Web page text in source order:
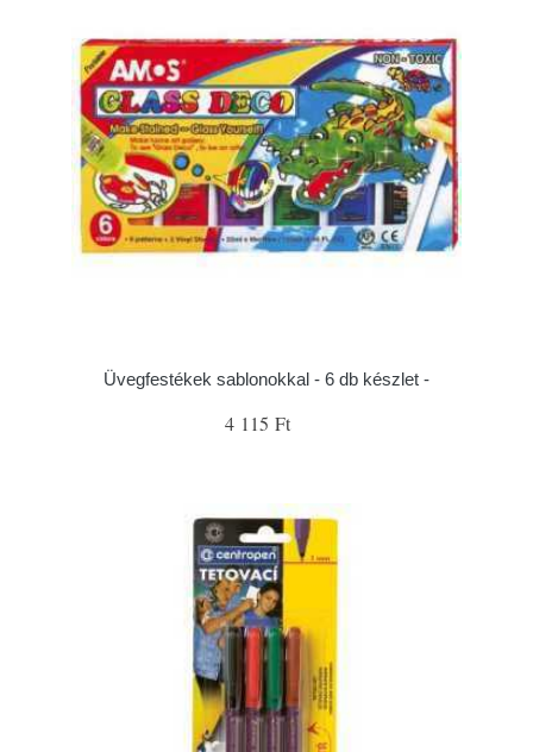
Üvegfestékek sablonokkal - 6 db készlet -
4 115 Ft